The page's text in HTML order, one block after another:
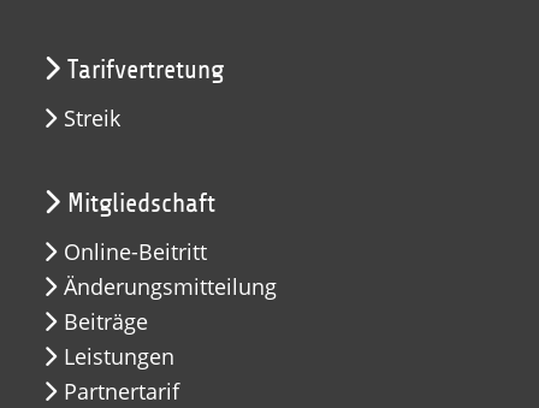
Tarifvertretung
Streik
Mitgliedschaft
Online-Beitritt
Änderungsmitteilung
Beiträge
Leistungen
Partnertarif